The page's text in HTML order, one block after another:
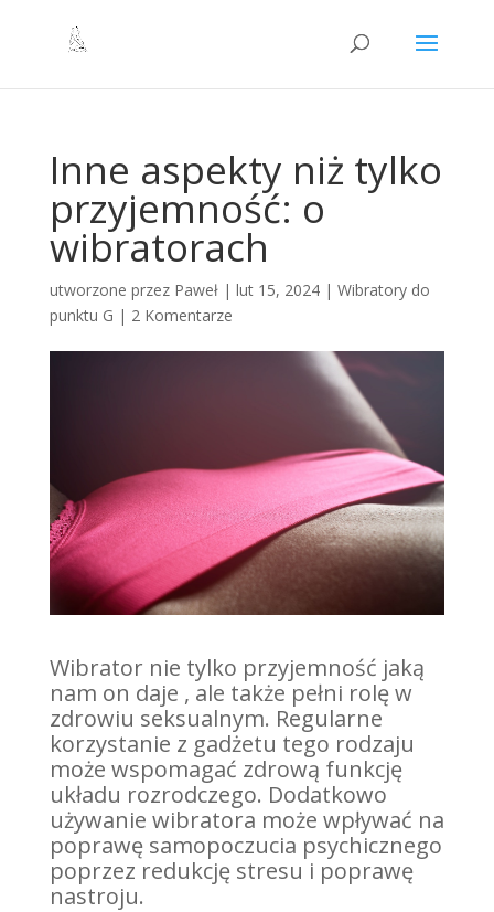
Inne aspekty niż tylko
przyjemność: o
wibratorach
utworzone przez Paweł| lut 15, 2024| Wibratory do
punktu G | 2 Komentarze
Wibrator nie tylko przyjemność jaką
nam on daje , ale także pełni rolę w
zdrowiu seksualnym. Regularne
korzystanie z gadżetu tego rodzaju
może wspomagać zdrową funkcję
układu rozrodczego. Dodatkowo
używanie wibratora może wpływać na
poprawę samopoczucia psychicznego
poprzez redukcję stresu i poprawę
nastroju.